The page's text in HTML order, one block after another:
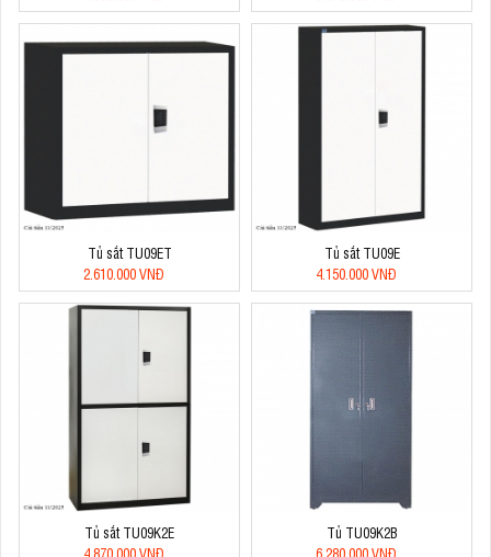
Tủ sắt TU09ET
2.610.000 VNĐ
Tủ sắt TU09E
4.150.000 VNĐ
Tủ sắt TU09K2E
4.870.000 VNĐ
Tủ TU09K2B
6.280.000 VNĐ